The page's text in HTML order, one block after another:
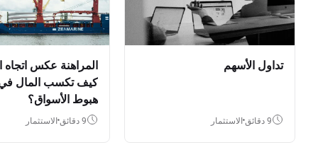
تداول الأسهم
9 دقائق الاستثمار
المراهنة عكس
كيف تكسب المال
هبوط الأسواق؟
9 دقائق الاستثمار